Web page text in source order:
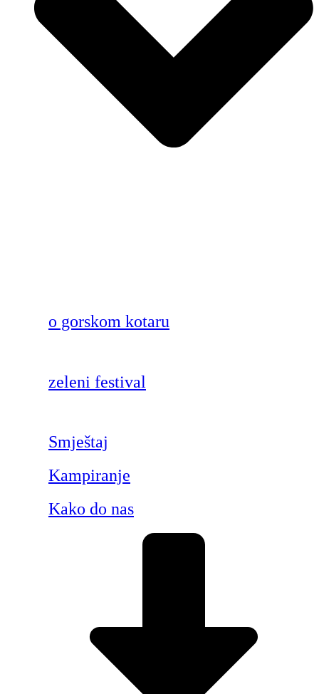
o gorskom kotaru
zeleni festival
Smještaj
Kampiranje
Kako do nas